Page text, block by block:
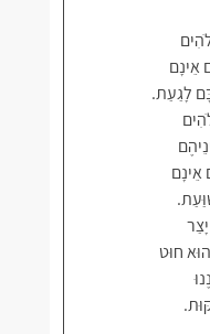
אֵינָם
לָגַעַת.
אֵינָם
חוּט